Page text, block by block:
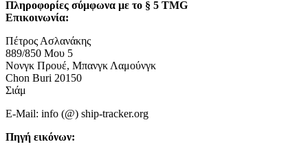
Πληροφορίες σύμφωνα με το § 5 TMG
Επικοινωνία:
Πέτρος Ασλανάκης
889/850 Μου 5
Νονγκ Προυέ, Μπανγκ Λαμούνγκ
Chon Buri 20150
Σιάμ
E-Mail: info (@) ship-tracker.org
Πηγή εικόνων: